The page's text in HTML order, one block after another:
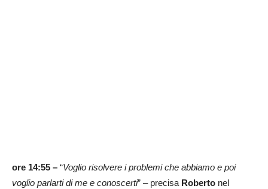
ore 14:55 – “Voglio risolvere i problemi che abbiamo e poi
voglio parlarti di me e conoscerti” – precisa Roberto nel